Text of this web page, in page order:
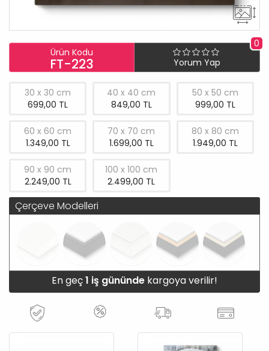
Ürün Kodu
FT-223
0
Yorum Yap
30 x 30 cm
699,00 TL
40 x 40 cm
849,00 TL
50 x 50 cm
999,00 TL
60 x 60 cm
1.349,00 TL
70 x 70 cm
1.699,00 TL
80 x 80 cm
1.949,00 TL
90 x 90 cm
2.249,00 TL
100 x 100 cm
2.499,00 TL
Çerçeve Modelleri
En geç1 iş gününde kargoya verilir!